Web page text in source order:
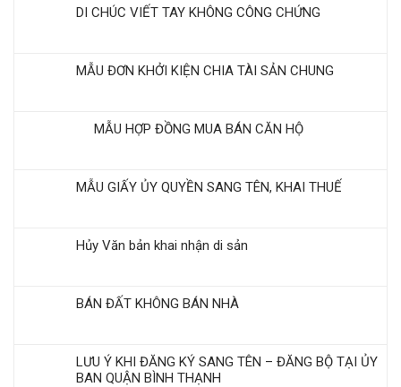
DI CHÚC VIẾT TAY KHÔNG CÔNG CHỨNG
MẪU ĐƠN KHỞI KIỆN CHIA TÀI SẢN CHUNG
MẪU HỢP ĐỒNG MUA BÁN CĂN HỘ
MẪU GIẤY ỦY QUYỀN SANG TÊN, KHAI THUẾ
Hủy Văn bản khai nhận di sản
BÁN ĐẤT KHÔNG BÁN NHÀ
LƯU Ý KHI ĐĂNG KÝ SANG TÊN – ĐĂNG BỘ TẠI ỦY
BAN QUẬN BÌNH THẠNH